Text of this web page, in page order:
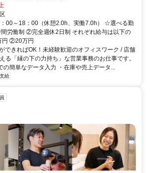
00～18：00（休憩2.0h、実働7.0h） ☆選べる勤
労働制 ②完全週休2日制 それぞれ給与は以下の
円 ②20万円
できればOK！未経験歓迎のオフィスワーク / 店舗
る「縁の下の力持ち」な営業事務のお仕事です。
簡単なデータ入力 ・在庫や売上データ...
給